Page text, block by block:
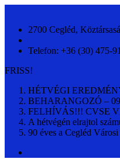
2700 Cegléd,
Telefon: +36 (30) 475-
FRISS!
HÉTVÉGI
BEHARANGOZÓ –
FELHÍVÁS!!! CVSE
A hétvégén elrajtol
90 éves a Cegléd Városi